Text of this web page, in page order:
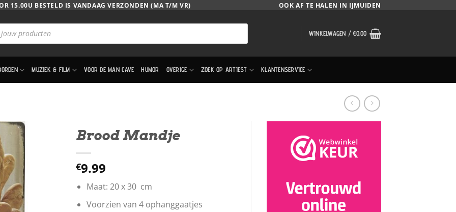
15.00U BESTELD IS VANDAAG VERZONDEN (MA T/M VR) OOK AF TE HALEN IN IJMUIDEN
WINKELWAGEN /€0.00
MUZIEK & FILM VOOR DE MAN CAVE HUMOR OVERIGE ZOEK OP ARTIEST KLANTENSERVICE
Brood Mandje
€9.99
Maat: 20 x 30 cm
Voorzien van 4 ophanggaatjes